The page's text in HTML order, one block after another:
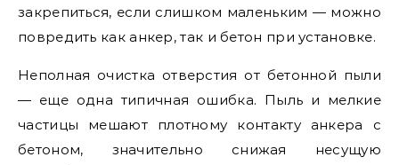
закрепиться, если слишком маленьким — можно
повредить как анкер, так и бетон при установке.
Неполная очистка отверстия от бетонной пыли
— еще одна типичная ошибка. Пыль и мелкие
частицы мешают плотному контакту анкера с
бетоном, значительно снижая несущую